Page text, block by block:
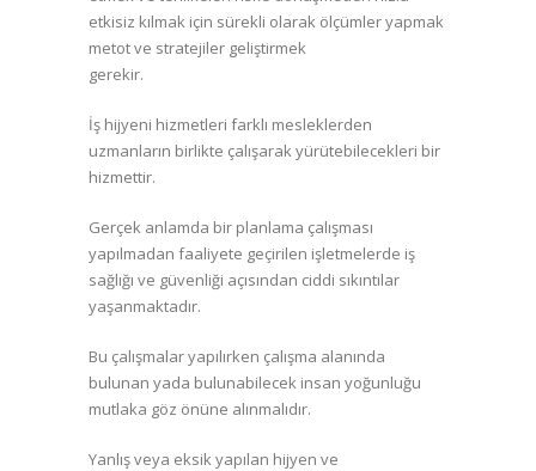
etkisiz kılmak için sürekli olarak ölçümler yapmak
metot ve stratejiler geliştirmek
gerekir.
İş hijyeni hizmetleri farklı mesleklerden
uzmanların birlikte çalışarak yürütebilecekleri bir
hizmettir.
Gerçek anlamda bir planlama çalışması
yapılmadan faaliyete geçirilen işletmelerde iş
sağlığı ve güvenliği açısından ciddi sıkıntılar
yaşanmaktadır.
Bu çalışmalar yapılırken çalışma alanında
bulunan yada bulunabilecek insan yoğunluğu
mutlaka göz önüne alınmalıdır.
Yanlış veya eksik yapılan hijyen ve